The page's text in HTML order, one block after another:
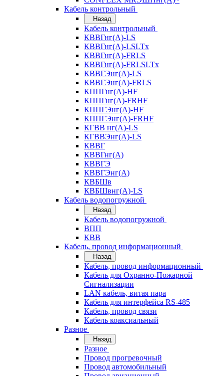
Кабель контрольный
Назад
Кабель контрольный
КВВГнг(А)-LS
КВВГнг(А)-LSLTx
КВВГнг(А)-FRLS
КВВГнг(А)-FRLSLTx
КВВГЭнг(А)-LS
КВВГЭнг(А)-FRLS
КППГнг(А)-HF
КППГнг(А)-FRHF
КППГЭнг(А)-HF
КППГЭнг(А)-FRHF
КГВВ нг(А)-LS
КГВВЭнг(А)-LS
КВВГ
КВВГнг(А)
КВВГЭ
КВВГЭнг(А)
КВБШв
КВБШвнг(А)-LS
Кабель водопогружной
Назад
Кабель водопогружной
ВПП
КВВ
Кабель, провод информационный
Назад
Кабель, провод информационный
Кабель для Охранно-Пожарной
Сигнализации
LAN кабель, витая пара
Кабель для интерфейса RS-485
Кабель, провод связи
Кабель коаксиальный
Разное
Назад
Разное
Провод прогревочный
Провод автомобильный